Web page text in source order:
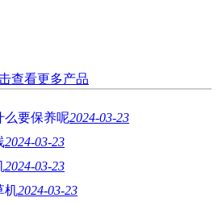
查看更多产品
么要保养呢2024-03-23
2024-03-23
2024-03-23
机2024-03-23